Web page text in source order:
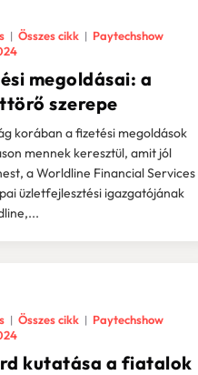
megoldásai: a
szerepe
Összes cikk
Paytechshow
korában a fizetési megoldások
mennek keresztül, amit jól
a Worldline Financial Services
üzletfejlesztési igazgatójának
kutatása a fiatalok
Összes cikk
Paytechshow